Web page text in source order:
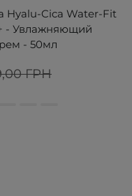
Hyalu-Cica Water-Fit
- Увлажняющий
- 50мл
ГРН